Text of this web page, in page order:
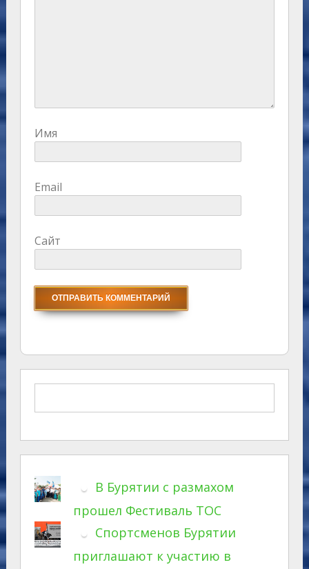
Имя
Email
Сайт
В Бурятии с размахом
прошел Фестиваль ТОС
Спортсменов Бурятии
приглашают к участию в